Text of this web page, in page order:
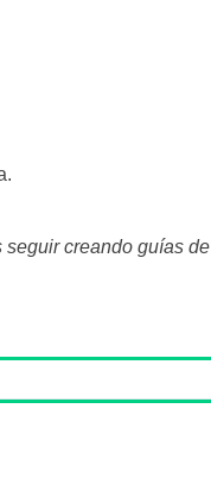
creando guías de